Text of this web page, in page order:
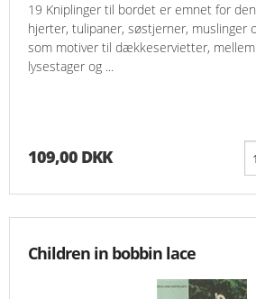
19 Kniplinger til bordet er emnet for
hjerter, tulipaner, søstjerner, muslinger
som motiver til dækkeservietter,
lysestager og ...
109,00 DKK
Children in bobbin lace